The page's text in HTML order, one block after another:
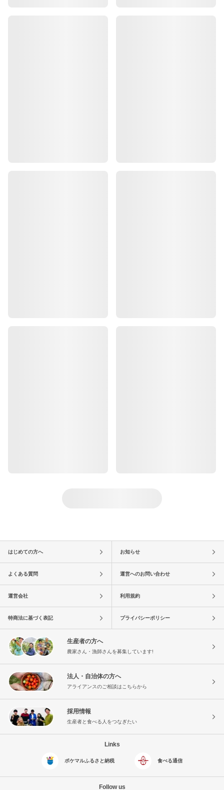
はじめての方へ お知らせ
よくある質問 運営へのお問い合わせ
運営会社 利用規約
特商法に基づく表記 プライバシーポリシー
生産者の方へ
農家さん・漁師さんを募集しています!
法人・自治体の方へ
アライアンスのご相談はこちらから
採用情報
生産者と食べる人をつなぎたい
Links
ポケマルふるさと納税 食べる通信
Follow us